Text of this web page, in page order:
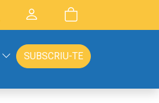
SUBSCRIU-TE